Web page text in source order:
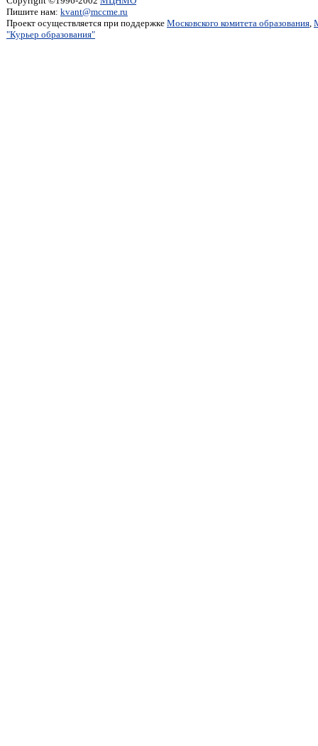
Пишите нам: kvant@mccme.ru
Проект осуществляется при поддержке Московского комитета образования,
"Курьер образования"